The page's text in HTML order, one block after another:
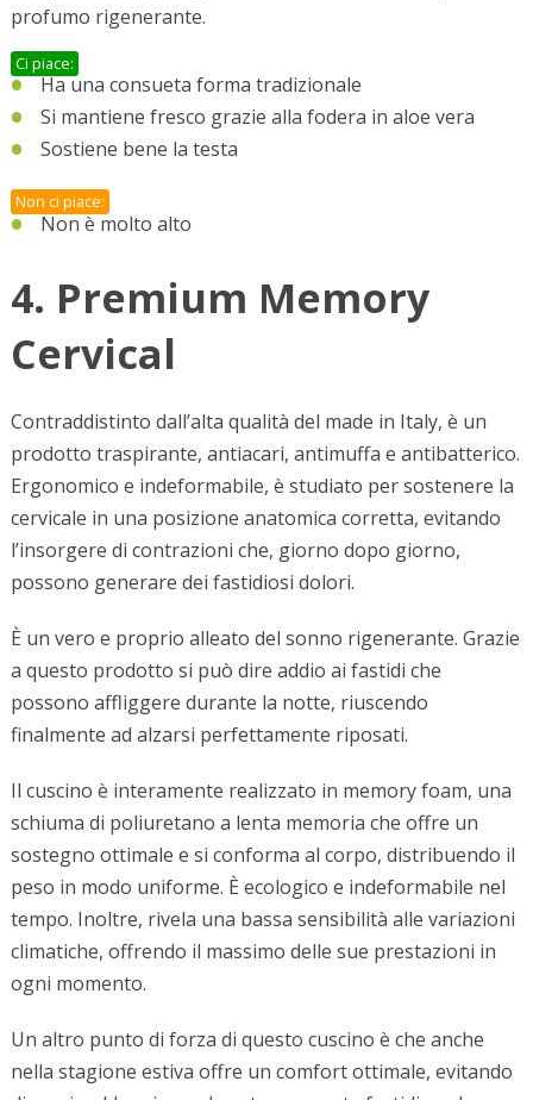
profumo rigenerante.
Ci piace:
Ha una consueta forma tradizionale
Si mantiene fresco grazie alla fodera in aloe vera
Sostiene bene la testa
Non ci piace:
Non è molto alto
4. Premium Memory
Cervical
Contraddistinto dall’alta qualità del made in Italy, è un
prodotto traspirante, antiacari, antimuffa e antibatterico.
Ergonomico e indeformabile, è studiato per sostenere la
cervicale in una posizione anatomica corretta, evitando
l’insorgere di contrazioni che, giorno dopo giorno,
possono generare dei fastidiosi dolori.
È un vero e proprio alleato del sonno rigenerante. Grazie
a questo prodotto si può dire addio ai fastidi che
possono affliggere durante la notte, riuscendo
finalmente ad alzarsi perfettamente riposati.
Il cuscino è interamente realizzato in memory foam, una
schiuma di poliuretano a lenta memoria che offre un
sostegno ottimale e si conforma al corpo, distribuendo il
peso in modo uniforme. È ecologico e indeformabile nel
tempo. Inoltre, rivela una bassa sensibilità alle variazioni
climatiche, offrendo il massimo delle sue prestazioni in
ogni momento.
Un altro punto di forza di questo cuscino è che anche
nella stagione estiva offre un comfort ottimale, evitando